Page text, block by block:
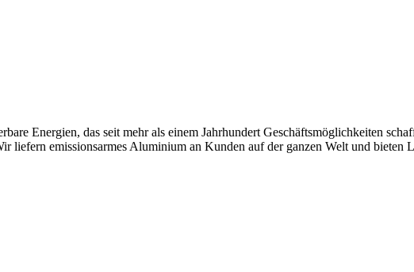
Energien, das seit mehr als einem Jahrhundert Geschäftsmöglichkeiten
liefern emissionsarmes Aluminium an Kunden auf der ganzen Welt und bieten